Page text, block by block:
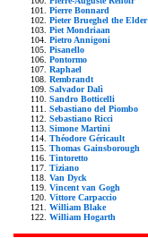
Pierre Bonnard
Pieter Brueghel the Elder
Piet Mondriaan
Pietro Annigoni
Pisanello
Pontormo
Raphael
Rembrandt
Salvador Dalì
Sandro Botticelli
Sebastiano del Piombo
Sebastiano Ricci
Simone Martini
Théodore Géricault
Thomas Gainsborough
Tintoretto
Tiziano
Van Dyck
Vincent van Gogh
Vittore Carpaccio
William Blake
William Hogarth